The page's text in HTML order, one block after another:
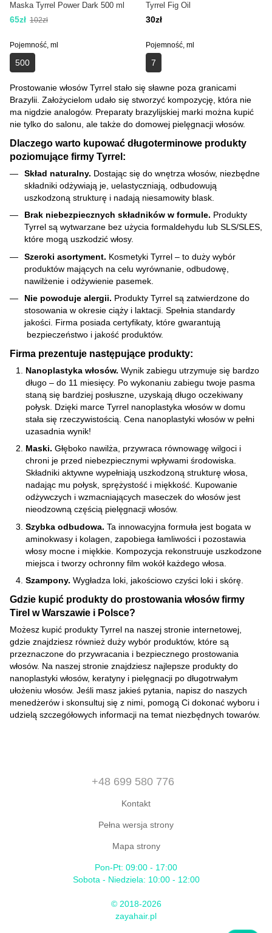
Maska Tyrrel Power Dark 500 ml
65zł 102zł
Pojemność, ml
500
Tyrrel Fig Oil
30zł
Pojemność, ml
7
Prostowanie włosów Tyrrel stało się sławne poza granicami
Brazylii. Założycielom udało się stworzyć kompozycję, która nie
ma nigdzie analogów. Preparaty brazylijskiej marki można kupić
nie tylko do salonu, ale także do domowej pielęgnacji włosów.
Dlaczego warto kupować długoterminowe produkty
poziomujące firmy Tyrrel:
Skład naturalny. Dostając się do wnętrza włosów, niezbędne
składniki odżywiają je, uelastyczniają, odbudowują
uszkodzoną strukturę i nadają niesamowity blask.
Brak niebezpiecznych składników w formule. Produkty
Tyrrel są wytwarzane bez użycia formaldehydu lub SLS/SLES,
które mogą uszkodzić włosy.
Szeroki asortyment. Kosmetyki Tyrrel – to duży wybór
produktów mających na celu wyrównanie, odbudowę,
nawilżenie i odżywienie pasemek.
Nie powoduje alergii. Produkty Tyrrel są zatwierdzone do
stosowania w okresie ciąży i laktacji. Spełnia standardy
jakości. Firma posiada certyfikaty, które gwarantują
bezpieczeństwo i jakość produktów.
Firma prezentuje następujące produkty:
Nanoplastyka włosów. Wynik zabiegu utrzymuje się bardzo
długo – do 11 miesięcy. Po wykonaniu zabiegu twoje pasma
staną się bardziej posłuszne, uzyskają długo oczekiwany
połysk. Dzięki marce Tyrrel nanoplastyka włosów w domu
stała się rzeczywistością. Cena nanoplastyki włosów w pełni
uzasadnia wynik!
Maski. Głęboko nawilża, przywraca równowagę wilgoci i
chroni je przed niebezpiecznymi wpływami środowiska.
Składniki aktywne wypełniają uszkodzoną strukturę włosa,
nadając mu połysk, sprężystość i miękkość. Kupowanie
odżywczych i wzmacniających maseczek do włosów jest
nieodzowną częścią pielęgnacji włosów.
Szybka odbudowa. Ta innowacyjna formuła jest bogata w
aminokwasy i kolagen, zapobiega łamliwości i pozostawia
włosy mocne i miękkie. Kompozycja rekonstruuje uszkodzone
miejsca i tworzy ochronny film wokół każdego włosa.
Szampony. Wygładza loki, jakościowo czyści loki i skórę.
Gdzie kupić produkty do prostowania włosów firmy
Tirel w Warszawie i Polsce?
Możesz kupić produkty Tyrrel na naszej stronie internetowej,
gdzie znajdziesz również duży wybór produktów, które są
przeznaczone do przywracania i bezpiecznego prostowania
włosów. Na naszej stronie znajdziesz najlepsze produkty do
nanoplastyki włosów, keratyny i pielęgnacji po długotrwałym
ułożeniu włosów. Jeśli masz jakieś pytania, napisz do naszych
menedżerów i skonsultuj się z nimi, pomogą Ci dokonać wyboru i
udzielą szczegółowych informacji na temat niezbędnych towarów.
+48 699 580 776
Kontakt
Pełna wersja strony
Mapa strony
Pon-Pt: 09:00 - 17:00
Sobota - Niedziela: 10:00 - 12:00
© 2018-2026
zayahair.pl